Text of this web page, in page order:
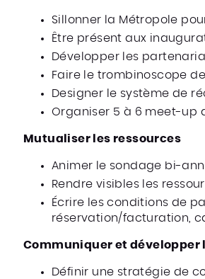
Sillonner la Métropole
Être présent aux
Développer les
Faire le trombinoscope
Designer le système de
Organiser 5 à 6 meet-up
Mutualiser les ressources
Animer le sondage bi-
Rendre visibles les
Écrire les conditions de
réservation/facturation,
Communiquer et développer
Définir une stratégie de